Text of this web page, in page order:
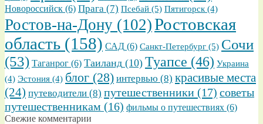
Новороссийск (6) Прага (7) Псебай (5) Пятигорск (4)
Ростов-на-Дону (102)Ростовская
область (158) САД (6) Санкт-Петербург (5) Сочи
(53) Таганрог (6) Таиланд (10) Туапсе (46) Украина
(4) Эстония (4) блог (28) интервью (8) красивые места
(24) путеводители (8) путешественники (17) советы
путешественникам (16) фильмы о путешествиях (6)
Свежие комментарии